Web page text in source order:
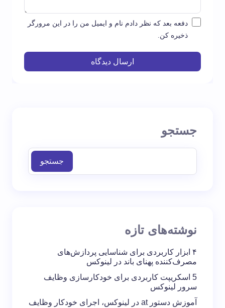
دفعه بعد که نظر دادم نام و ایمیل من را در این مرورگر
ذخیره کن.
ارسال دیدگاه
جستجو
جستجو
نوشته‌های تازه
۴ ابزار کاربردی برای شناسایی پردازش‌های
مصرف‌کننده پهنای باند در لینوکس
5 اسکریپت کاربردی برای خودکارسازی وظایف
سرور لینوکس
آموزش دستور at در لینوکس، اجرای خودکار وظایف